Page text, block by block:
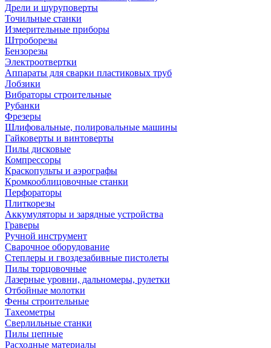
Дрели и шуруповерты
Точильные станки
Измерительные приборы
Штроборезы
Бензорезы
Электроотвертки
Аппараты для сварки пластиковых труб
Лобзики
Вибраторы строительные
Рубанки
Фрезеры
Шлифовальные, полировальные машины
Гайковерты и винтоверты
Пилы дисковые
Компрессоры
Краскопульты и аэрографы
Кромкооблицовочные станки
Перфораторы
Плиткорезы
Аккумуляторы и зарядные устройства
Граверы
Ручной инструмент
Сварочное оборудование
Степлеры и гвоздезабивные пистолеты
Пилы торцовочные
Лазерные уровни, дальномеры, рулетки
Отбойные молотки
Фены строительные
Тахеометры
Сверлильные станки
Пилы цепные
Расходные материалы